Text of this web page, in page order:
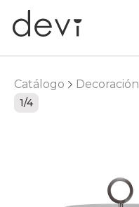
Catálogo Decoración
1/4